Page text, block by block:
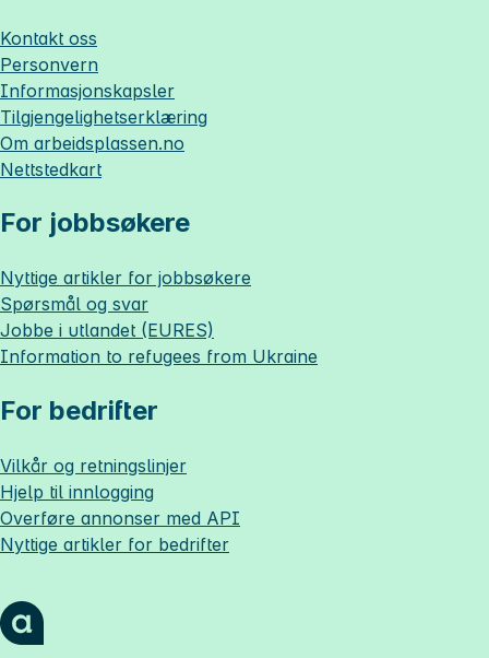
Kontakt oss
Personvern
Informasjonskapsler
Tilgjengelighetserklæring
Om arbeidsplassen.no
Nettstedkart
For jobbsøkere
Nyttige artikler for jobbsøkere
Spørsmål og svar
Jobbe i utlandet (EURES)
Information to refugees from Ukraine
For bedrifter
Vilkår og retningslinjer
Hjelp til innlogging
Overføre annonser med API
Nyttige artikler for bedrifter